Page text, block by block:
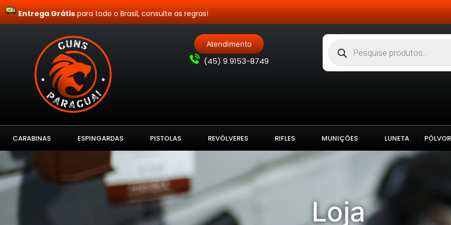
Site Blindado
Entrega Grátispara todo o Brasil, consulte as regras!
Atendimento
(45) 9 9153-8749
CARABINAS ESPINGARDAS PISTOLAS REVÓLVERES RIFLES MUNIÇÕES LUNETA
Loja